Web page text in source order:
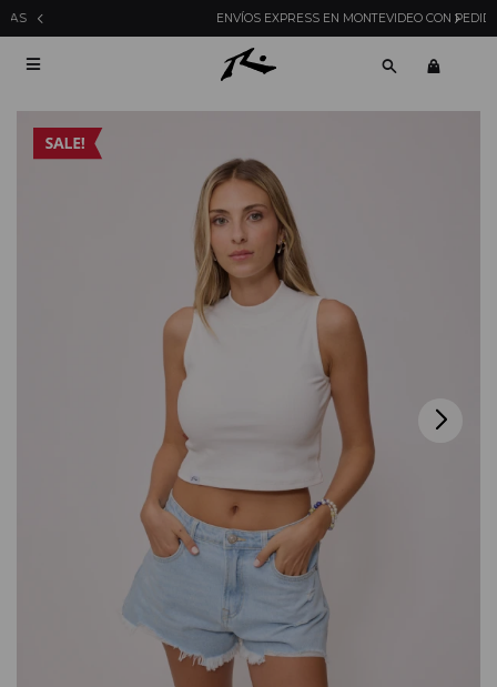
ENVÍOS EXPRESS EN MONTEVIDEO CON PEDIDOS YA
